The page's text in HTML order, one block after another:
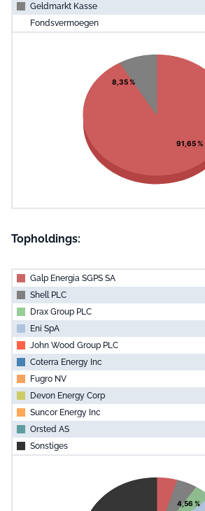
Geldmarkt Kasse
Fondsvermoegen
Pie chart with 2 slices.
View as data table, Chart
91,65 %
8,35 %
Topholdings:
Galp Energia SGPS SA
Shell PLC
Drax Group PLC
Eni SpA
John Wood Group PLC
Coterra Energy Inc
Fugro NV
Devon Energy Corp
Suncor Energy Inc
Orsted AS
Sonstiges
Pie chart with 11 slices.
View as data table, Chart
4,56 %